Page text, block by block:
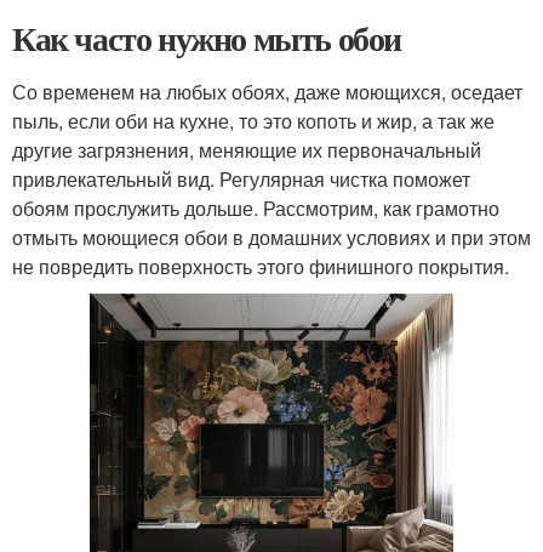
Как часто нужно мыть обои
Со временем на любых обоях, даже моющихся, оседает
пыль, если оби на кухне, то это копоть и жир, а так же
другие загрязнения, меняющие их первоначальный
привлекательный вид. Регулярная чистка поможет
обоям прослужить дольше. Рассмотрим, как грамотно
отмыть моющиеся обои в домашних условиях и при этом
не повредить поверхность этого финишного покрытия.